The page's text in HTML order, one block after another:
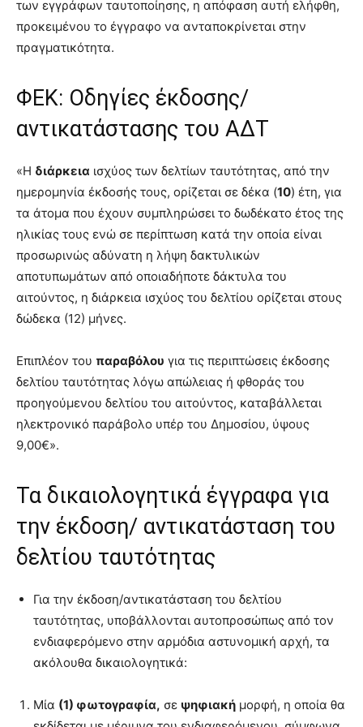
των εγγράφων ταυτοποίησης, η απόφαση αυτή ελήφθη,
προκειμένου το έγγραφο να ανταποκρίνεται στην
πραγματικότητα.
ΦΕΚ: Οδηγίες έκδοσης/
αντικατάστασης του ΑΔΤ
«Η διάρκεια ισχύος των δελτίων ταυτότητας, από την
ημερομηνία έκδοσής τους, ορίζεται σε δέκα (10) έτη, για
τα άτομα που έχουν συμπληρώσει το δωδέκατο έτος της
ηλικίας τους ενώ σε περίπτωση κατά την οποία είναι
προσωρινώς αδύνατη η λήψη δακτυλικών
αποτυπωμάτων από οποιαδήποτε δάκτυλα του
αιτούντος, η διάρκεια ισχύος του δελτίου ορίζεται στους
δώδεκα (12) μήνες.
Επιπλέον του παραβόλου για τις περιπτώσεις έκδοσης
δελτίου ταυτότητας λόγω απώλειας ή φθοράς του
προηγούμενου δελτίου του αιτούντος, καταβάλλεται
ηλεκτρονικό παράβολο υπέρ του Δημοσίου, ύψους
9,00€».
Τα δικαιολογητικά έγγραφα για
την έκδοση/ αντικατάσταση του
δελτίου ταυτότητας
Για την έκδοση/αντικατάσταση του δελτίου
ταυτότητας, υποβάλλονται αυτοπροσώπως από τον
ενδιαφερόμενο στην αρμόδια αστυνομική αρχή, τα
ακόλουθα δικαιολογητικά:
Μία (1) φωτογραφία, σε ψηφιακή μορφή, η οποία θα